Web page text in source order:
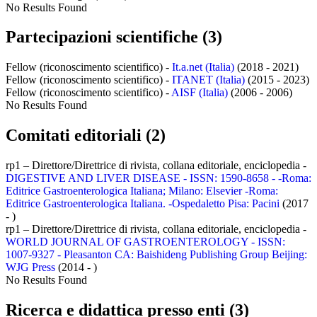
No Results Found
Partecipazioni scientifiche (3)
Fellow (riconoscimento scientifico) - It.a.net (Italia) (2018 - 2021)
Fellow (riconoscimento scientifico) - ITANET (Italia) (2015 - 2023)
Fellow (riconoscimento scientifico) - AISF (Italia) (2006 - 2006)
No Results Found
Comitati editoriali (2)
rp1 – Direttore/Direttrice di rivista, collana editoriale, enciclopedia -
DIGESTIVE AND LIVER DISEASE - ISSN: 1590-8658 - -Roma:
Editrice Gastroenterologica Italiana; Milano: Elsevier -Roma:
Editrice Gastroenterologica Italiana. -Ospedaletto Pisa: Pacini (2017
- )
rp1 – Direttore/Direttrice di rivista, collana editoriale, enciclopedia -
WORLD JOURNAL OF GASTROENTEROLOGY - ISSN:
1007-9327 - Pleasanton CA: Baishideng Publishing Group Beijing:
WJG Press (2014 - )
No Results Found
Ricerca e didattica presso enti (3)